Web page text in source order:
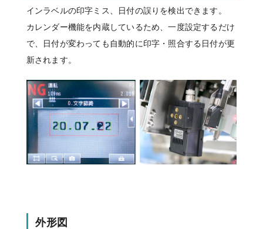
インラベルの印字ミス、日付の誤りを検出できます。
カレンダー機能を内蔵しているため、一度設定するだけ
で、日付が変わっても自動的に印字・照合する日付が更
新されます。
外形図